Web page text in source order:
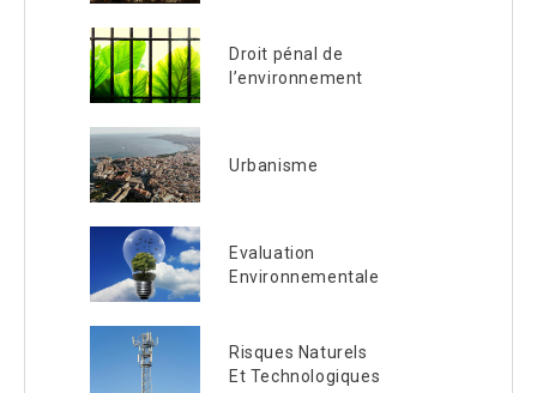
Droit pénal de
l’environnement
Urbanisme
Evaluation
Environnementale
Risques Naturels
Et Technologiques